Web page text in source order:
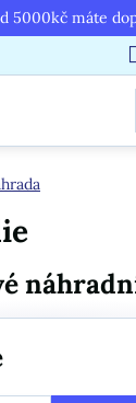
5000kč máte